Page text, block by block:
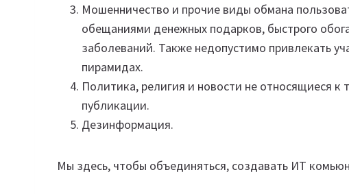
Мошенничество и прочие виды обмана
обещаниями денежных подарков, быстрого
заболеваний. Также недопустимо привлекать
пирамидах.
Политика, религия и новости не относящиеся
публикации.
Дезинформация.
Мы здесь, чтобы объединяться, создавать ИТ